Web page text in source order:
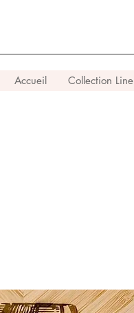
Accueil Collection Line